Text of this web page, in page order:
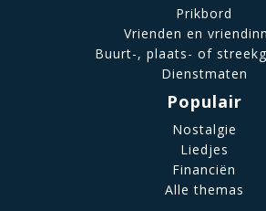
Prikbord
Vrienden en
Buurt-, plaats- of
Dienstmaten
Populair
Nostalgie
Liedjes
Financiën
Alle themas